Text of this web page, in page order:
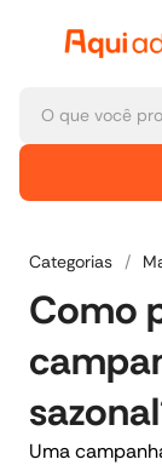
Categorias /
Como
Uma